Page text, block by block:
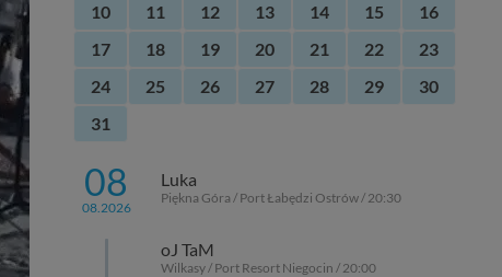
10
11 12 13 14 15
16
17
18 19 20 21 22
23
24
25 26 27 28 29
30
31
08
08.2026
Luka
Piękna Góra / Port Łabędzi Ostrów / 20:30
oJ TaM
Wilkasy / Port Resort Niegocin / 20:00